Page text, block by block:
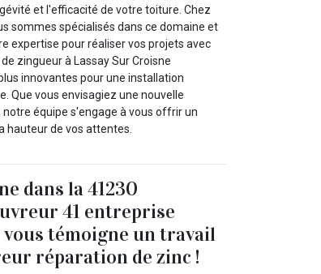
et l'efficacité de votre toiture. Chez
sommes spécialisés dans ce domaine et
expertise pour réaliser vos projets avec
zingueur à Lassay Sur Croisne
innovantes pour une installation
Que vous envisagiez une nouvelle
équipe s'engage à vous offrir un
hauteur de vos attentes.
dans la 41230
41 entreprise
témoigne un travail
réparation de zinc !